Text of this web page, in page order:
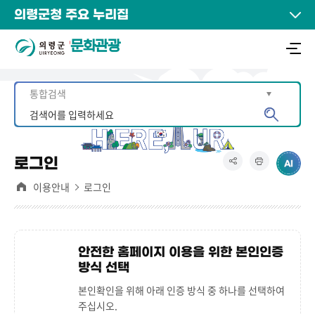
의령군청 주요 누리집
문화관광
로그인
이용안내 로그인
안전한 홈페이지 이용을 위한 본인인증
방식 선택
본인확인을 위해 아래 인증 방식 중 하나를 선택하여
주십시오.